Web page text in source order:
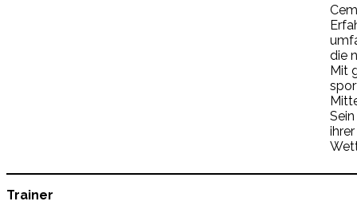
die
Mit
Trainer